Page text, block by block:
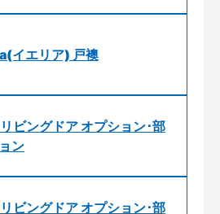
イエリア) 戸襖
ビングドア オプション･部
ン
ビングドア オプション･部